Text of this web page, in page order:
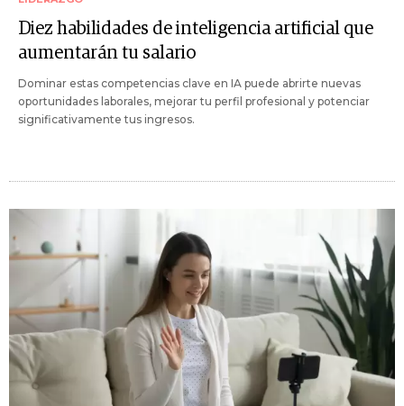
Diez habilidades de inteligencia artificial que
aumentarán tu salario
Dominar estas competencias clave en IA puede abrirte nuevas
oportunidades laborales, mejorar tu perfil profesional y potenciar
significativamente tus ingresos.